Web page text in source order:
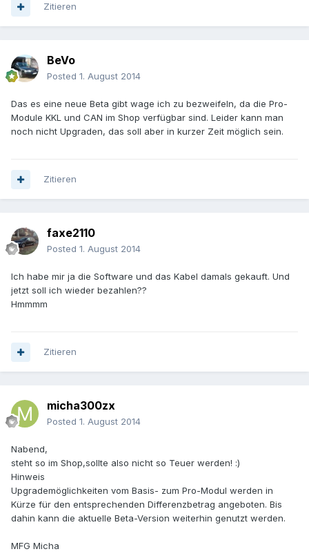
Zitieren
BeVo
Posted 1. August 2014
Das es eine neue Beta gibt wage ich zu bezweifeln, da die Pro-
Module KKL und CAN im Shop verfügbar sind. Leider kann man
noch nicht Upgraden, das soll aber in kurzer Zeit möglich sein.
Zitieren
faxe2110
Posted 1. August 2014
Ich habe mir ja die Software und das Kabel damals gekauft. Und
jetzt soll ich wieder bezahlen??
Hmmmm
Zitieren
micha300zx
Posted 1. August 2014
Nabend,
steht so im Shop,sollte also nicht so Teuer werden! :)
Hinweis
Upgrademöglichkeiten vom Basis- zum Pro-Modul werden in
Kürze für den entsprechenden Differenzbetrag angeboten. Bis
dahin kann die aktuelle Beta-Version weiterhin genutzt werden.
MFG Micha